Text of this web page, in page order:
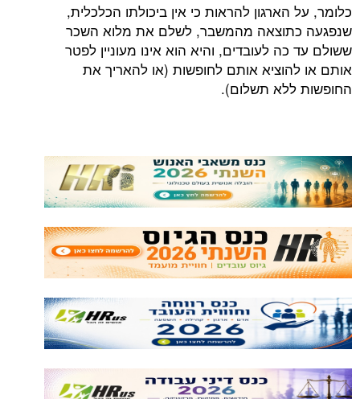
כלומר, על הארגון להראות כי אין ביכולתו הכלכלית,
שנפגעה כתוצאה מהמשבר, לשלם את מלוא השכר
ששולם עד כה לעובדים, והיא הוא אינו מעוניין לפטר
אותם או להוציא אותם לחופשות (או להאריך את
החופשות ללא תשלום).